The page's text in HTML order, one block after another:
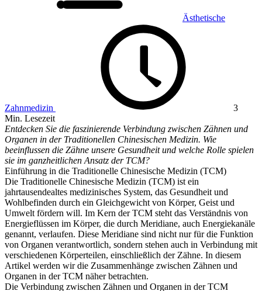
Ästhetische
Zahnmedizin
3
Min. Lesezeit
Entdecken Sie die faszinierende Verbindung zwischen Zähnen und
Organen in der Traditionellen Chinesischen Medizin. Wie
beeinflussen die Zähne unsere Gesundheit und welche Rolle spielen
sie im ganzheitlichen Ansatz der TCM?
Einführung in die Traditionelle Chinesische Medizin (TCM)
Die Traditionelle Chinesische Medizin (TCM) ist ein
jahrtausendealtes medizinisches System, das Gesundheit und
Wohlbefinden durch ein Gleichgewicht von Körper, Geist und
Umwelt fördern will. Im Kern der TCM steht das Verständnis von
Energieflüssen im Körper, die durch Meridiane, auch Energiekanäle
genannt, verlaufen. Diese Meridiane sind nicht nur für die Funktion
von Organen verantwortlich, sondern stehen auch in Verbindung mit
verschiedenen Körperteilen, einschließlich der Zähne. In diesem
Artikel werden wir die Zusammenhänge zwischen Zähnen und
Organen in der TCM näher betrachten.
Die Verbindung zwischen Zähnen und Organen in der TCM